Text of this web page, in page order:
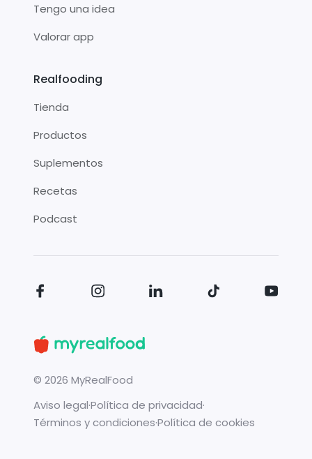
Tengo una idea
Valorar app
Realfooding
Tienda
Productos
Suplementos
Recetas
Podcast
© 2026 MyRealFood
Aviso legal·Política de privacidad·
Términos y condiciones·Política de cookies